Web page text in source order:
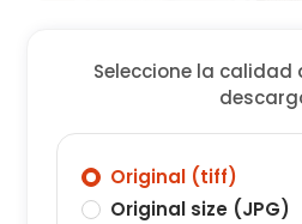
Seleccione la calidad
Original (tiff)
Original size (JPG)